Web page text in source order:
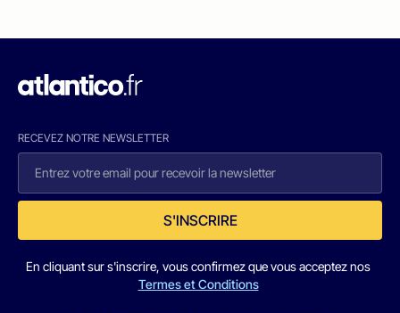
RECEVEZ NOTRE NEWSLETTER
S'INSCRIRE
En cliquant sur s'inscrire, vous confirmez que vous acceptez nos
Termes et Conditions